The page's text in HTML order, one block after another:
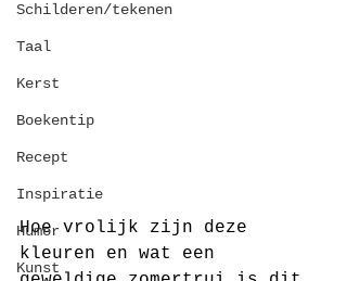
Schilderen/tekenen
Taal
Kerst
Boekentip
Recept
Inspiratie
Humor
Kunst
Hoe vrolijk zijn deze
kleuren en wat een